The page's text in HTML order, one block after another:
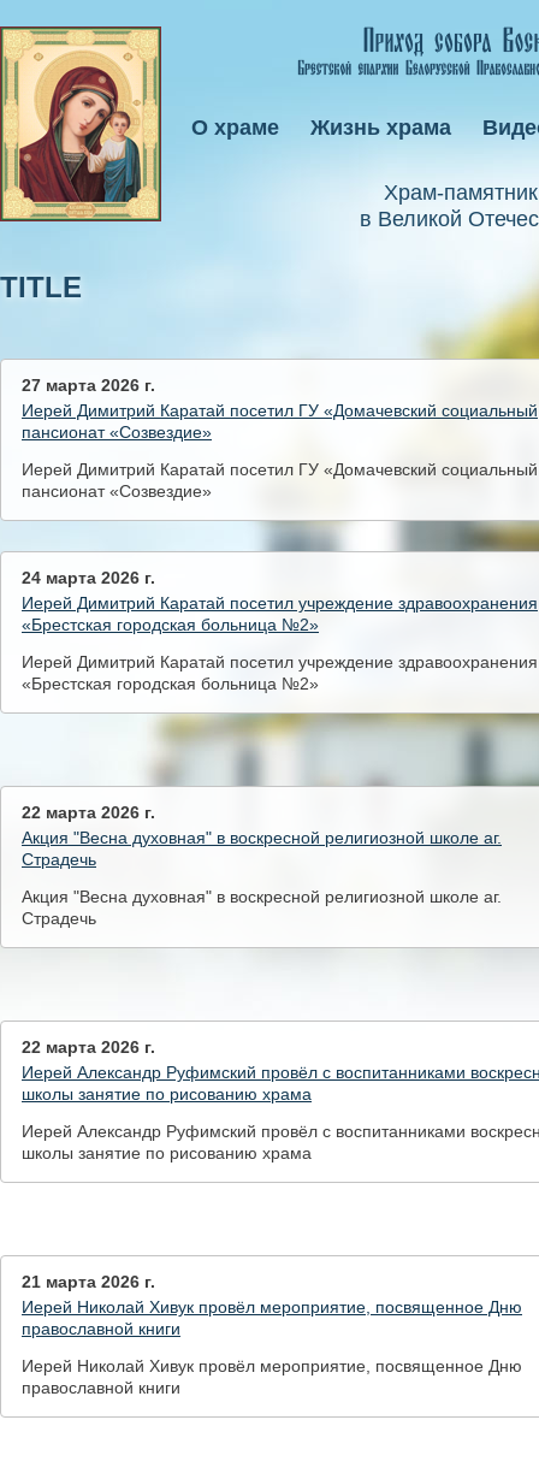
Xрам-
в Великой
О храме Жизнь храма
TITLE
27 марта 2026 г.
Иерей Димитрий Каратай посетил ГУ «Домачевский социальный
пансионат «Созвездие»
Иерей Димитрий Каратай посетил ГУ «Домачевский социальный
пансионат «Созвездие»
24 марта 2026 г.
Иерей Димитрий Каратай посетил учреждение здравоохранения
«Брестская городская больница №2»
Иерей Димитрий Каратай посетил учреждение здравоохранения
«Брестская городская больница №2»
22 марта 2026 г.
Акция "Весна духовная" в воскресной религиозной школе аг.
Страдечь
Акция "Весна духовная" в воскресной религиозной школе аг.
Страдечь
22 марта 2026 г.
Иерей Александр Руфимский провёл с воспитанниками
школы занятие по рисованию храма
Иерей Александр Руфимский провёл с воспитанниками
школы занятие по рисованию храма
21 марта 2026 г.
Иерей Николай Хивук провёл мероприятие, посвященное Дню
православной книги
Иерей Николай Хивук провёл мероприятие, посвященное Дню
православной книги